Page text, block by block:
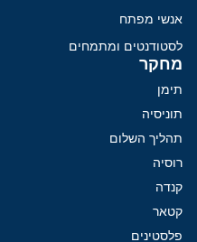
אנשי מפתח
לסטודנטים ומתמחים
מחקר
תימן
תוניסיה
תהליך השלום
רוסיה
קנדה
קטאר
פלסטינים